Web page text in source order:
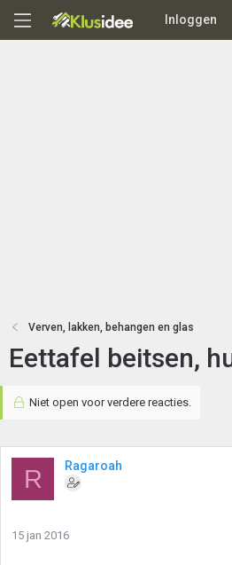
Inloggen
Verven, lakken, behangen en glas
Eettafel beitsen,
Niet open voor verdere reacties.
R Ragaroah
15 jan 2016